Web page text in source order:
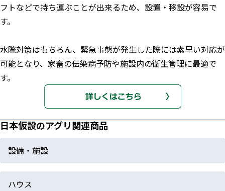
フトなどで持ち運ぶことが出来るため、設置・移設が容易で
す。
水際対策はもちろん、緊急事態が発生した際には素早い対応が
可能となり、家畜の伝染病予防や施設内の衛生管理に最適で
す。
日本仮設のアグリ関連商品
設備・施設
ハウス